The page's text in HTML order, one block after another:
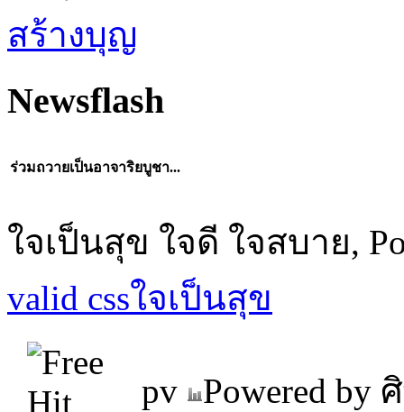
สร้างบุญ
Newsflash
ร่วมถวายเป็นอาจาริยบูชา...
ใจเป็นสุข ใจดี ใจสบาย,
valid cssใจเป็นสุข
pv Powered by